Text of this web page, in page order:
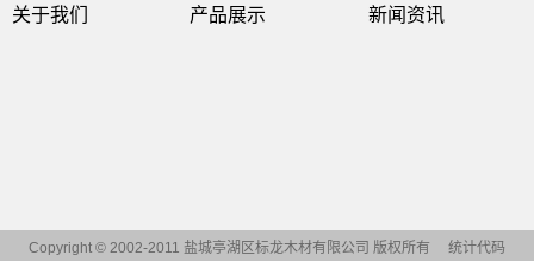
关于我们 产品展示 新闻资讯
Copyright © 2002-2011 盐城亭湖区标龙木材有限公司 版权所有 统计代码